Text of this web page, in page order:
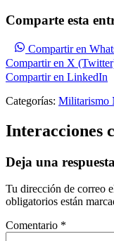
Comparte esta
Compartir en
Compartir en X
Compartir en LinkedIn
Categorías: Militarismo
Interacciones
Deja una respuesta
Tu dirección de correo
obligatorios están
Comentario *